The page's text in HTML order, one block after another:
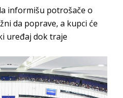
informišu potrošače o
da poprave, a kupci će
uređaj dok traje